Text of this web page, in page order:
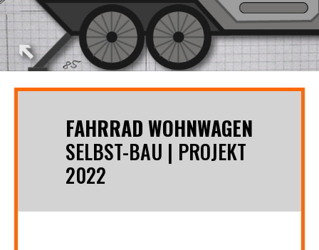
FAHRRAD WOHNWAGEN
SELBST-BAU | PROJEKT
2022